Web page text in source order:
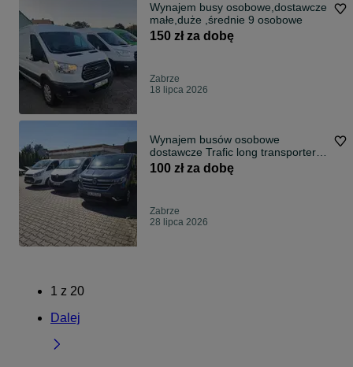
Wynajem busy osobowe,dostawcze
małe,duże ,średnie 9 osobowe
150 zł za dobę
Zabrze
18 lipca 2026
Wynajem busów osobowe
dostawcze Trafic long transporter
transit
100 zł za dobę
Zabrze
28 lipca 2026
1 z 20
Dalej